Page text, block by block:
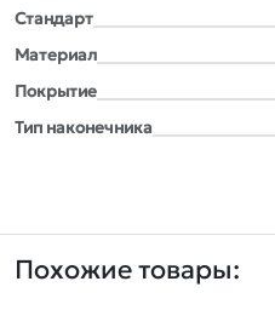
Стандарт
Материал
Покрытие
Тип наконечника
Похожие товары: